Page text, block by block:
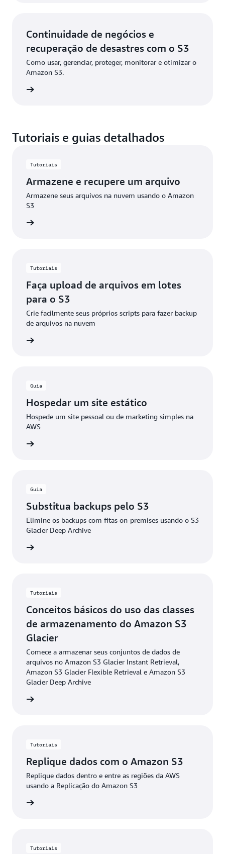
Continuidade de negócios e
recuperação de desastres com o S3
Como usar, gerenciar, proteger, monitorar e otimizar o
Amazon S3.
Tutoriais e guias detalhados
Tutoriais
Armazene e recupere um arquivo
Armazene seus arquivos na nuvem usando o Amazon
S3
Tutoriais
Faça upload de arquivos em lotes
para o S3
Crie facilmente seus próprios scripts para fazer backup
de arquivos na nuvem
Guia
Hospedar um site estático
Hospede um site pessoal ou de marketing simples na
AWS
Guia
Substitua backups pelo S3
Elimine os backups com fitas on-premises usando o S3
Glacier Deep Archive
Tutoriais
Conceitos básicos do uso das classes
de armazenamento do Amazon S3
Glacier
Comece a armazenar seus conjuntos de dados de
arquivos no Amazon S3 Glacier Instant Retrieval,
Amazon S3 Glacier Flexible Retrieval e Amazon S3
Glacier Deep Archive
Tutoriais
Replique dados com o Amazon S3
Replique dados dentro e entre as regiões da AWS
usando a Replicação do Amazon S3
Tutoriais